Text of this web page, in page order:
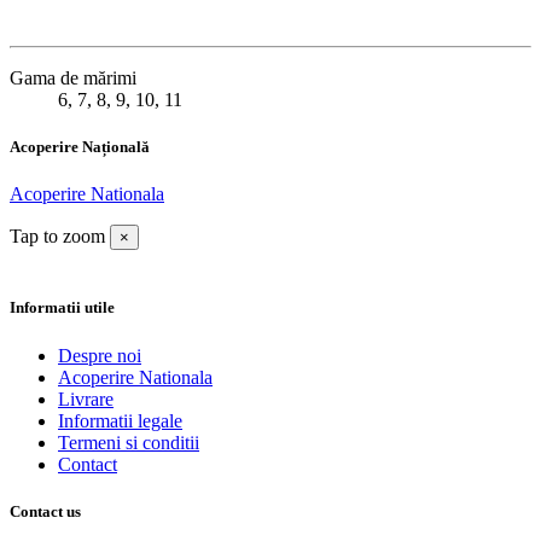
Gama de mărimi
6, 7, 8, 9, 10, 11
Acoperire Națională
Acoperire Nationala
Tap to zoom ×
Informatii utile
Despre noi
Acoperire Nationala
Livrare
Informatii legale
Termeni si conditii
Contact
Contact us